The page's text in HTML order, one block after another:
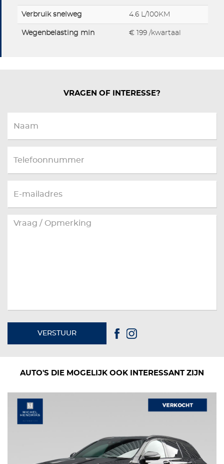
Verbruik snelweg 4.6 L/100KM
Wegenbelasting min € 199 /kwartaal
VRAGEN OF INTERESSE?
VERSTUUR
AUTO'S DIE MOGELIJK OOK INTERESSANT ZIJN